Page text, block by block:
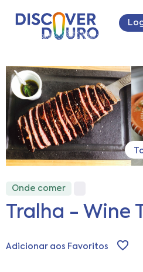
Onde comer
Tralha - Wine
Adicionar aos Favoritos